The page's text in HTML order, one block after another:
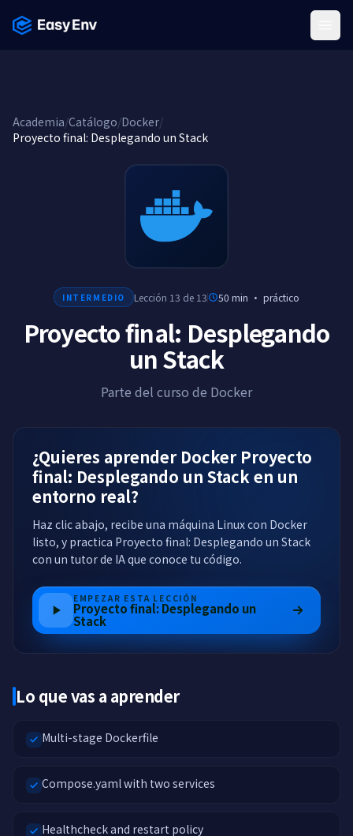
Academia/Catálogo/Docker/
Proyecto final: Desplegando un Stack
INTERMEDIO Lección 13 de 13 50 min · práctico
Proyecto final: Desplegando
un Stack
Parte del curso de Docker
¿Quieres aprender Docker Proyecto
final: Desplegando un Stack en un
entorno real?
Haz clic abajo, recibe una máquina Linux con Docker
listo, y practica Proyecto final: Desplegando un Stack
con un tutor de IA que conoce tu código.
EMPEZAR ESTA LECCIÓN
Proyecto final: Desplegando un
Stack
Lo que vas a aprender
Multi-stage Dockerfile
Compose.yaml with two services
Healthcheck and restart policy